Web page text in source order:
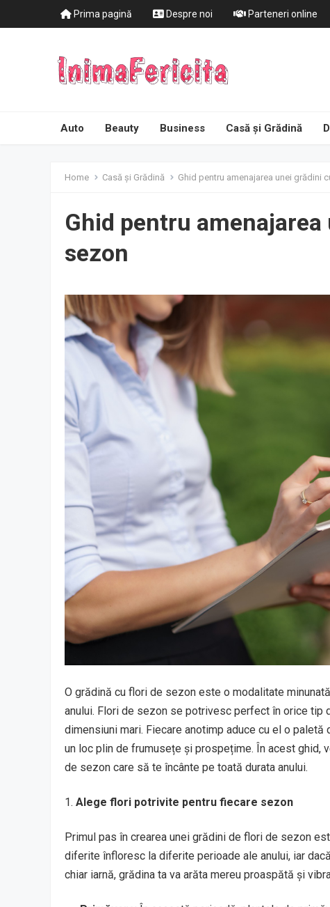
Prima pagină Despre noi Parteneri online
Auto Beauty Business Casă și Grădină
Home Casă și Grădină Ghid pentru amenajarea unei grădini
Ghid pentru
sezon
O grădină cu flori de sezon este o modalitate
anului. Flori de sezon se potrivesc perfect în orice tip
dimensiuni mari. Fiecare anotimp aduce cu el o
un loc plin de frumusețe și prospețime. În acest ghid,
de sezon care să te încânte pe toată durata anului.
Alege flori potrivite pentru fiecare sezon
Primul pas în crearea unei grădini de flori de sezon
diferite înfloresc la diferite perioade ale anului, iar
chiar iarnă, grădina ta va arăta mereu proaspătă și